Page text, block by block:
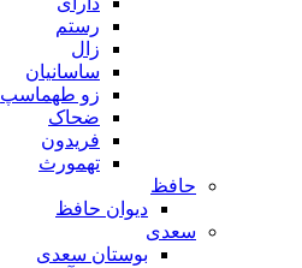
رستم
زال
ساسانیان
زو طهماسپ‏
ضحاک
فریدون
تهمورث
حافظ
دیوان حافظ
سعدی
بوستان سعدی